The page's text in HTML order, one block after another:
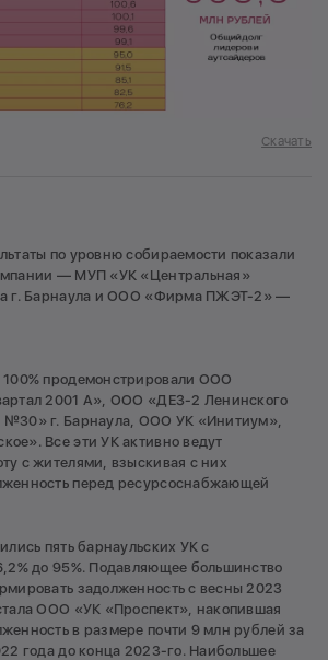
Скачать
по уровню собираемости показали
— МУП «УК «Центральная»
г. Барнаула и ООО «Фирма ПЖЭТ-2» —
100% продемонстрировали ООО
2001 А», ООО «ДЕЗ-2 Ленинского
г. Барнаула, ООО УК «Инитиум»,
Все эти УК активно ведут
с жителями, взыскивая с них
перед ресурсоснабжающей
пять барнаульских УК с
до 95%. Подавляющее большинство
задолженность с весны 2023
ООО «УК «Проспект», накопившая
в размере почти 9 млн рублей за
года до конца 2023-го. Наибольшее